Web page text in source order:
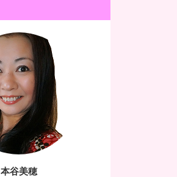
本谷美穂